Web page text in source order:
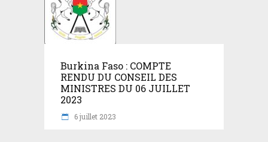
Burkina Faso : COMPTE
RENDU DU CONSEIL DES
MINISTRES DU 06 JUILLET
2023
6 juillet 2023